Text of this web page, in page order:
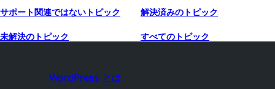
サポート関連ではないトピック 解決済みのトピック
未解決のトピック すべてのトピック
WordPress とは